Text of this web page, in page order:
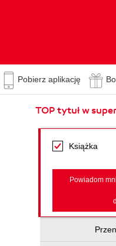
Pobierz aplikację
TOP tytuł w
Książka
Powiadom